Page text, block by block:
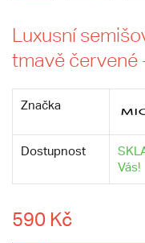
Luxusní
tmavě červené
Značka
Dostupnost
Vás!
590 Kč